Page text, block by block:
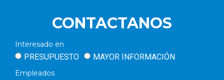
CONTACTANOS
Interesado en
PRESUPUESTO MAYOR INFORMACIÓN
Empleados